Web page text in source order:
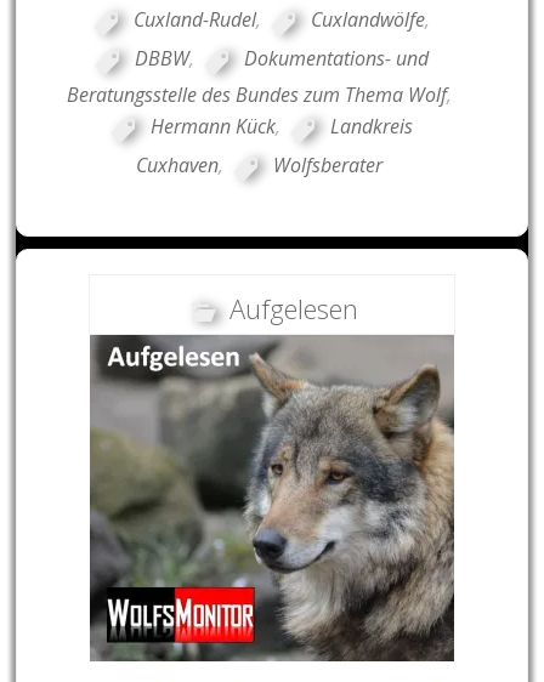
Cuxland-Rudel, Cuxlandwölfe,
DBBW,
Dokumentations- und
Beratungsstelle des Bundes zum Thema Wolf,
Hermann Kück,
Landkreis
Cuxhaven, Wolfsberater
Aufgelesen